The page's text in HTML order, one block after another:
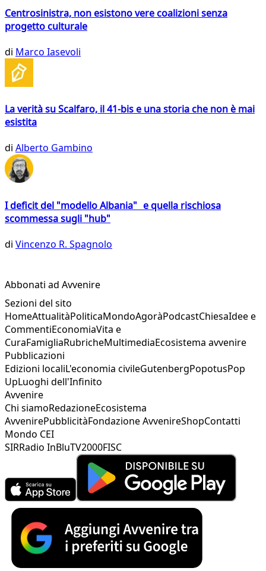
Centrosinistra, non esistono vere coalizioni senza
progetto culturale
di Marco Iasevoli
La verità su Scalfaro, il 41-bis e una storia che non è mai
esistita
di Alberto Gambino
I deficit del "modello Albania" e quella rischiosa
scommessa sugli "hub"
di Vincenzo R. Spagnolo
Abbonati ad Avvenire
Sezioni del sito
HomeAttualitàPoliticaMondoAgoràPodcastChiesaIdee e
CommentiEconomiaVita e
CuraFamigliaRubricheMultimediaEcosistema avvenire
Pubblicazioni
Edizioni localiL'economia civileGutenbergPopotusPop
UpLuoghi dell'Infinito
Avvenire
Chi siamoRedazioneEcosistema
AvvenirePubblicitàFondazione AvvenireShopContatti
Mondo CEI
SIRRadio InBluTV2000FISC